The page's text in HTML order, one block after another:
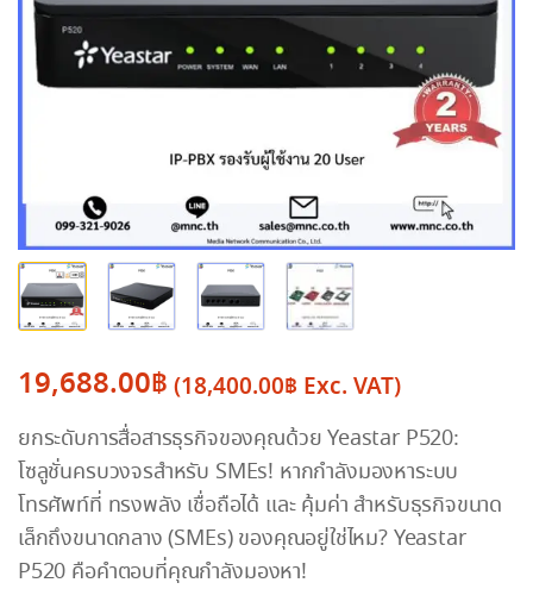
19,688.00฿ (18,400.00฿ Exc. VAT)
ยกระดับการสื่อสารธุรกิจของคุณด้วย Yeastar P520:
โซลูชั่นครบวงจรสำหรับ SMEs! หากกำลังมองหาระบบ
โทรศัพท์ที่ ทรงพลัง เชื่อถือได้ และ คุ้มค่า สำหรับธุรกิจขนาด
เล็กถึงขนาดกลาง (SMEs) ของคุณอยู่ใช่ไหม? Yeastar
P520 คือคำตอบที่คุณกำลังมองหา!